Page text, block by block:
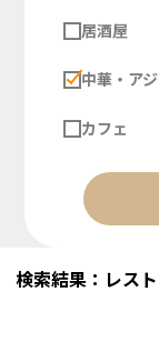
居酒屋
中華・ア
カフェ
検索結果：レス